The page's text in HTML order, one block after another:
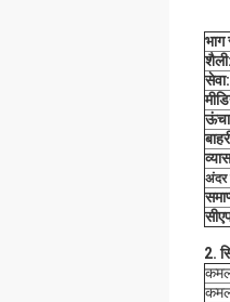
भाग
शैली:
सेवा:
अंदर
2.